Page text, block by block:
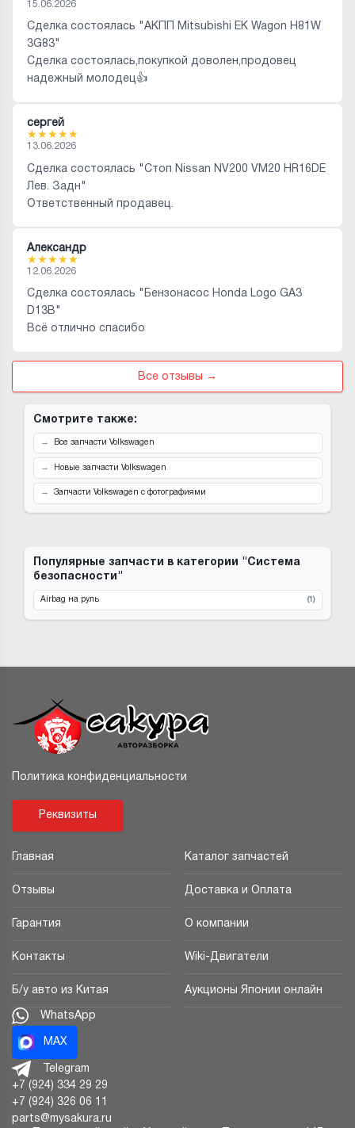
15.06.2026
Сделка состоялась "АКПП Mitsubishi EK Wagon H81W
3G83"
Сделка состоялась,покупкой доволен,продовец
надежный молодец👍
сергей
★★★★★
13.06.2026
Сделка состоялась "Стоп Nissan NV200 VM20 HR16DE
Лев. Задн"
Ответственный продавец.
Александр
★★★★★
12.06.2026
Сделка состоялась "Бензонасос Honda Logo GA3
D13B"
Всё отлично спасибо
Все отзывы →
Смотрите также:
Все запчасти Volkswagen
Новые запчасти Volkswagen
Запчасти Volkswagen с фотографиями
Популярные запчасти в категории "Система
безопасности"
Airbag на руль (1)
Политика конфиденциальности
Реквизиты
Главная Каталог запчастей
Отзывы Доставка и Оплата
Гарантия О компании
Контакты Wiki-Двигатели
Б/у авто из Китая Аукционы Японии онлайн
WhatsApp
MAX
Telegram
+7 (924) 334 29 29
+7 (924) 326 06 11
parts@mysakura.ru